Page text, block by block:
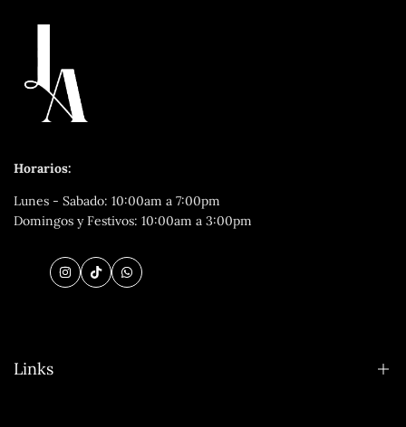
Horarios:
Lunes - Sabado: 10:00am a 7:00pm
Domingos y Festivos: 10:00am a 3:00pm
Instagram
TikTokWhatsApp
Links